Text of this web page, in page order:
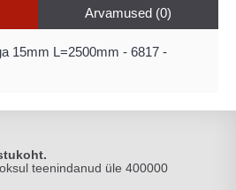
Arvamused (0)
15mm L=2500mm - 6817 -
teenindanud üle 400000